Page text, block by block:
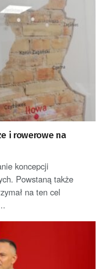
i rowerowe na
koncepcji
Powstaną także
na ten cel